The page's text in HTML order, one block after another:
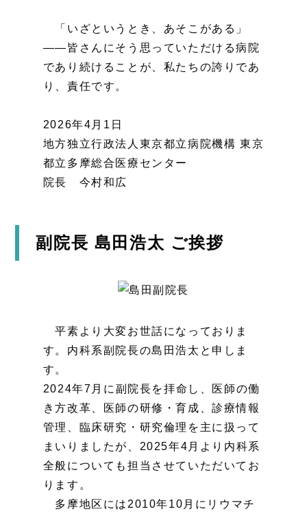
「いざというとき、あそこがある」
——皆さんにそう思っていただける病院
であり続けることが、私たちの誇りであ
り、責任です。
2026年4月1日
地方独立行政法人東京都立病院機構 東京
都立多摩総合医療センター
院長 今村和広
副院長 島田浩太 ご挨拶
平素より大変お世話になっておりま
す。内科系副院長の島田浩太と申しま
す。
2024年7月に副院長を拝命し、医師の働
き方改革、医師の研修・育成、診療情報
管理、臨床研究・研究倫理を主に扱って
まいりましたが、2025年4月より内科系
全般についても担当させていただいてお
ります。
多摩地区には2010年10月にリウマチ